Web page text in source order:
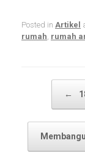
Posted in Artikel
rumah, rumah
←